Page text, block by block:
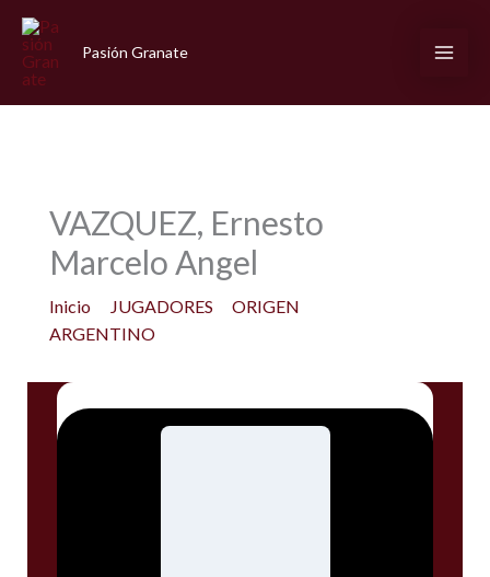
contenido
Pasión Granate
VAZQUEZ, Ernesto
Marcelo Angel
Inicio JUGADORES
ORIGEN
ARGENTINO